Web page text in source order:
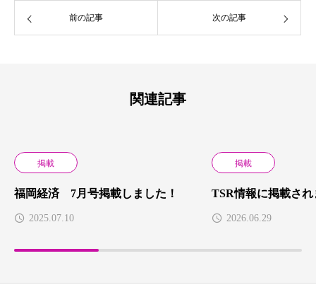
前の記事 次の記事
関連記事
掲載
福岡経済 7月号掲載しました！
2025.07.10
掲載
TSR情報に掲載され
2026.06.29